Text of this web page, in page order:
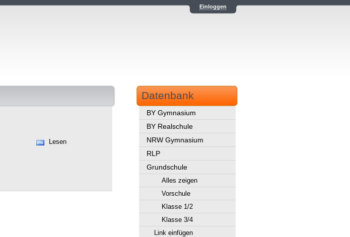
Einloggen
Lesen
Datenbank
BY Gymnasium
BY Realschule
NRW Gymnasium
RLP
Grundschule
Alles zeigen
Vorschule
Klasse 1/2
Klasse 3/4
Link einfügen